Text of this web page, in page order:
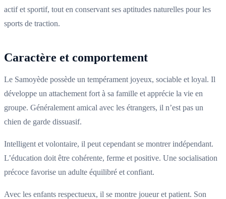
actif et sportif, tout en conservant ses aptitudes naturelles pour les
sports de traction.
Caractère et comportement
Le Samoyède possède un tempérament joyeux, sociable et loyal. Il
développe un attachement fort à sa famille et apprécie la vie en
groupe. Généralement amical avec les étrangers, il n’est pas un
chien de garde dissuasif.
Intelligent et volontaire, il peut cependant se montrer indépendant.
L’éducation doit être cohérente, ferme et positive. Une socialisation
précoce favorise un adulte équilibré et confiant.
Avec les enfants respectueux, il se montre joueur et patient. Son